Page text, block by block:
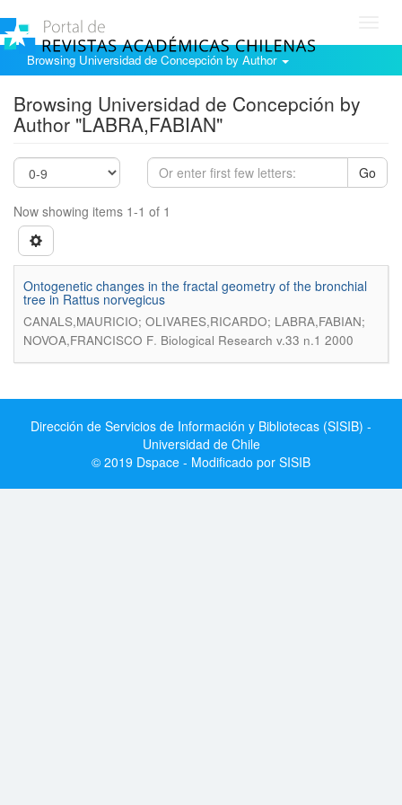
Browsing Universidad de Concepción by Author
Browsing Universidad de Concepción by
Author "LABRA,FABIAN"
Go
Now showing items 1-1 of 1
Ontogenetic changes in the fractal geometry of the bronchial
tree in Rattus norvegicus
CANALS,MAURICIO; OLIVARES,RICARDO; LABRA,FABIAN;
NOVOA,FRANCISCO F. Biological Research v.33 n.1 2000
Dirección de Servicios de Información y Bibliotecas (SISIB) -
Universidad de Chile
© 2019 Dspace - Modificado por SISIB